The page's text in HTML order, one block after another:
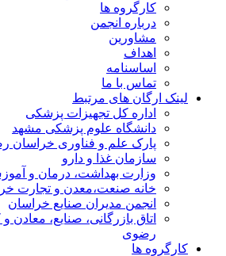
کارگروه ها
درباره انجمن
مشاورین
اهداف
اساسنامه
تماس با ما
لینک ارگان های مرتبط
اداره کل تجهیزات پزشکی
دانشگاه علوم پزشکی مشهد
پارک علم و فناوری خراسان
سازمان غذا و دارو
وزارت بهداشت، درمان و
خانه صنعت،معدن و تجارت
انجمن مدیران صنایع خراسان
اتاق بازرگانی، صنایع،
رضوی
کارگروه ها